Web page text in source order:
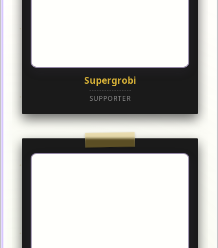
Supergrobi
SUPPORTER